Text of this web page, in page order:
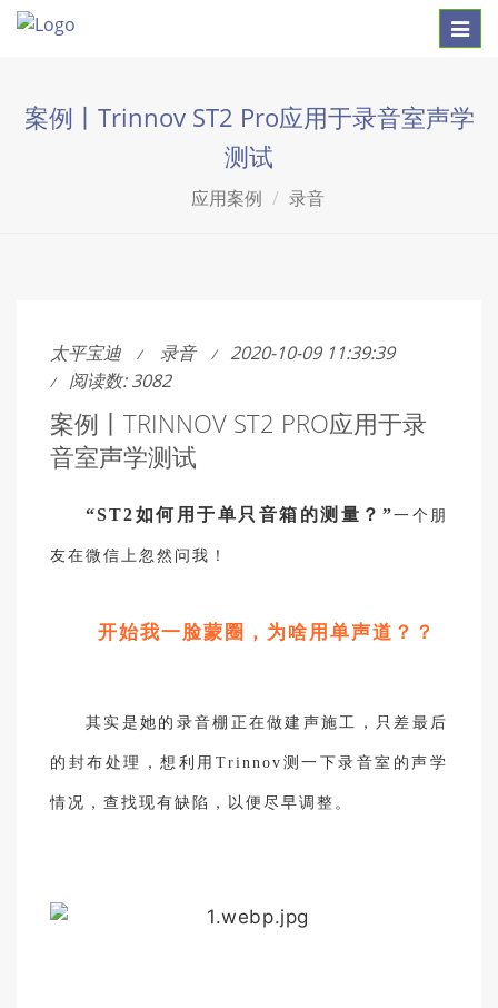
案例丨Trinnov ST2 Pro应用于录音室声学
测试
应用案例 录音
太平宝迪 录音
2020-10-09 11:39:39
阅读数: 3082
案例丨TRINNOV ST2 PRO应用于录
音室声学测试
“ST2如何用于单只音箱的测量？”一个朋
友在微信上忽然问我！
开始我一脸蒙圈，为啥用单声道？？
其实是她的录音棚正在做建声施工，只差最后
的封布处理，想利用Trinnov测一下录音室的声学
情况，查找现有缺陷，以便尽早调整。